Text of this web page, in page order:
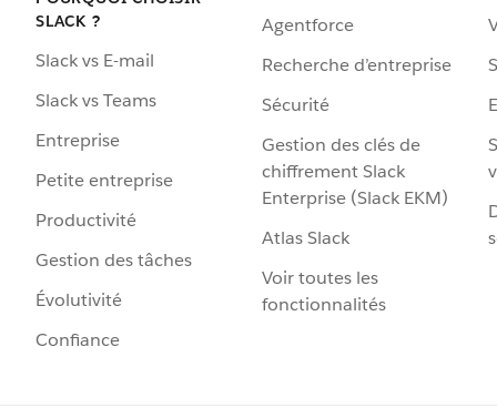
SLACK ?
Slack vs E-mail
Slack vs Teams
Entreprise
Petite entreprise
Productivité
Gestion des tâches
Évolutivité
Confiance
Agentforce
Recherche d’entreprise
Sécurité
Gestion des clés de
chiffrement Slack
Enterprise (Slack EKM)
Atlas Slack
Voir toutes les
fonctionnalités